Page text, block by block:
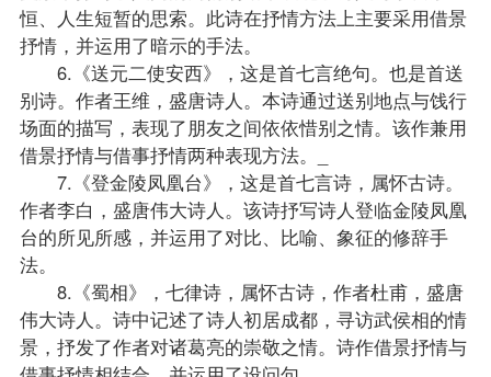
恒、人生短暂的思索。此诗在抒情方法上主要采用借景
抒情，并运用了暗示的手法。
6.《送元二使安西》，这是首七言绝句。也是首送
别诗。作者王维，盛唐诗人。本诗通过送别地点与饯行
场面的描写，表现了朋友之间依依惜别之情。该作兼用
借景抒情与借事抒情两种表现方法。_
7.《登金陵凤凰台》，这是首七言诗，属怀古诗。
作者李白，盛唐伟大诗人。该诗抒写诗人登临金陵凤凰
台的所见所感，并运用了对比、比喻、象征的修辞手
法。
8.《蜀相》，七律诗，属怀古诗，作者杜甫，盛唐
伟大诗人。诗中记述了诗人初居成都，寻访武侯相的情
景，抒发了作者对诸葛亮的崇敬之情。诗作借景抒情与